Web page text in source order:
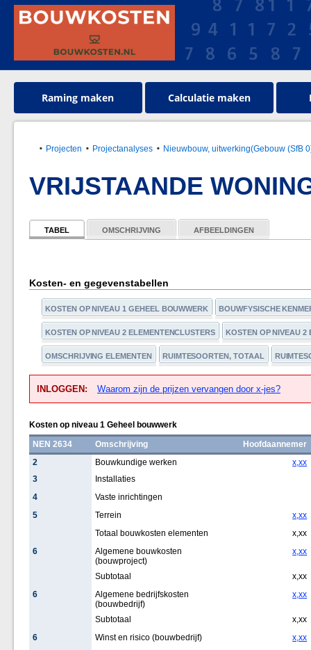
Raming maken Calculatie maken
Projecten Projectanalyses Nieuwbouw, uitwerking(Gebouw (SfB
VRIJSTAANDE
TABEL OMSCHRIJVING AFBEELDINGEN
Kosten- en gegevenstabellen
KOSTEN OP NIVEAU 1 GEHEEL BOUWWERK BOUWFYSISCHE
KOSTEN OP NIVEAU 2 ELEMENTENCLUSTERS KOSTEN OP NIVEAU 2
OMSCHRIJVING ELEMENTEN RUIMTESOORTEN, TOTAAL
INLOGGEN: Waarom zijn de prijzen vervangen door x-jes?
Kosten op niveau 1 Geheel bouwwerk
NEN 2634
Omschrijving
Hoofdaannemer
2
Bouwkundige werken
x,xx
3
Installaties
4
Vaste inrichtingen
5
Terrein
x,xx
Totaal bouwkosten elementen
x,xx
6
Algemene bouwkosten
(bouwproject)
x,xx
Subtotaal
x,xx
6
Algemene bedrijfskosten
(bouwbedrijf)
x,xx
Subtotaal
x,xx
6
Winst en risico (bouwbedrijf)
x,xx